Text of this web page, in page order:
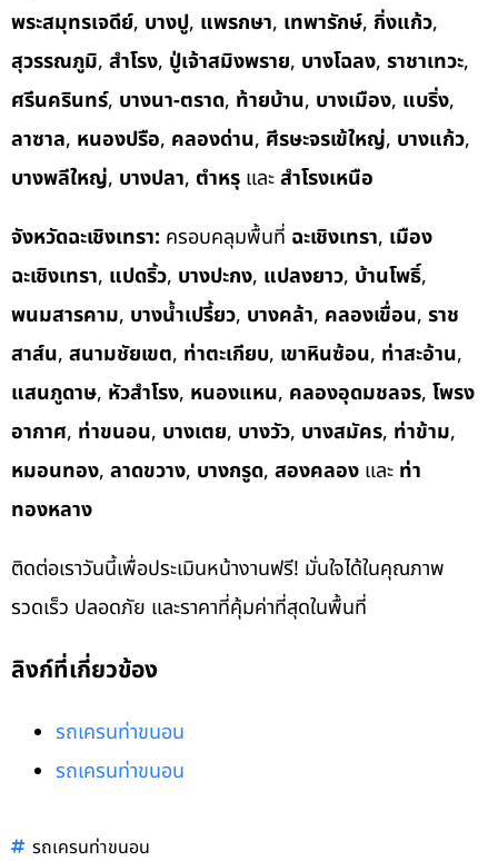
พระสมุทรเจดีย์, บางปู, แพรกษา, เทพารักษ์, กิ่งแก้ว,
สุวรรณภูมิ, สำโรง, ปู่เจ้าสมิงพราย, บางโฉลง, ราชาเทวะ,
ศรีนครินทร์, บางนา-ตราด, ท้ายบ้าน, บางเมือง, แบริ่ง,
ลาซาล, หนองปรือ, คลองด่าน, ศีรษะจรเข้ใหญ่, บางแก้ว,
บางพลีใหญ่, บางปลา, ตำหรุ และสำโรงเหนือ
จังหวัดฉะเชิงเทรา: ครอบคลุมพื้นที่ ฉะเชิงเทรา, เมือง
ฉะเชิงเทรา, แปดริ้ว, บางปะกง, แปลงยาว, บ้านโพธิ์,
พนมสารคาม, บางน้ำเปรี้ยว, บางคล้า, คลองเขื่อน, ราช
สาส์น, สนามชัยเขต, ท่าตะเกียบ, เขาหินซ้อน, ท่าสะอ้าน,
แสนภูดาษ, หัวสำโรง, หนองแหน, คลองอุดมชลจร, โพรง
อากาศ, ท่าขนอน, บางเตย, บางวัว, บางสมัคร, ท่าข้าม,
หมอนทอง, ลาดขวาง, บางกรูด, สองคลอง และ ท่า
ทองหลาง
ติดต่อเราวันนี้เพื่อประเมินหน้างานฟรี! มั่นใจได้ในคุณภาพ
รวดเร็ว ปลอดภัย และราคาที่คุ้มค่าที่สุดในพื้นที่
ลิงก์ที่เกี่ยวข้อง
รถเครนท่าขนอน
รถเครนท่าขนอน
รถเครนท่าขนอน